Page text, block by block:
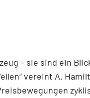
– sie sind ein
vereint A.